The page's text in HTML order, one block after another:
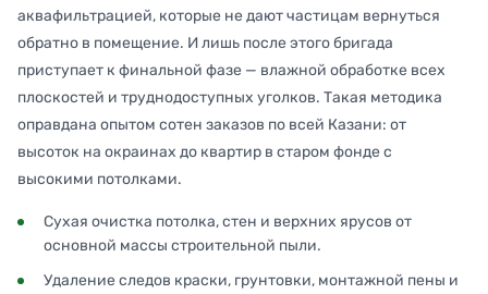
аквафильтрацией, которые не дают частицам вернуться
обратно в помещение. И лишь после этого бригада
приступает к финальной фазе — влажной обработке всех
плоскостей и труднодоступных уголков. Такая методика
оправдана опытом сотен заказов по всей Казани: от
высоток на окраинах до квартир в старом фонде с
высокими потолками.
Сухая очистка потолка, стен и верхних ярусов от
основной массы строительной пыли.
Удаление следов краски, грунтовки, монтажной пены и